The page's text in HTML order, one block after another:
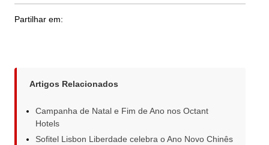
Partilhar em:
Artigos Relacionados
Campanha de Natal e Fim de Ano nos Octant
Hotels
Sofitel Lisbon Liberdade celebra o Ano Novo Chinês